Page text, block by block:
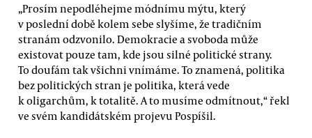
„Prosím nepodléhejme módnímu mýtu, který
v poslední době kolem sebe slyšíme, že tradičním
stranám odzvonilo. Demokracie a svoboda může
existovat pouze tam, kde jsou silné politické strany.
To doufám tak všichni vnímáme. To znamená, politika
bez politických stran je politika, která vede
k oligarchům, k totalitě. A to musíme odmítnout,“ řekl
ve svém kandidátském projevu Pospíšil.